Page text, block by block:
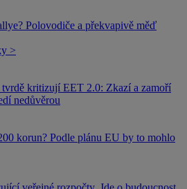
Polovodiče a překvapivě měď
>
tvrdě kritizují EET 2.0: Zkazí a zamoří
nedůvěrou
korun? Podle plánu EU by to mohlo